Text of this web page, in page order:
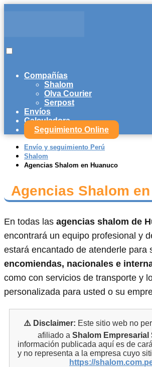
Compañías
Shalom
Olva Courier
Serpost
Envíos
Calculadora
Seguimiento Online
Envío y seguimiento Perú
Shalom
Agencias Shalom en Huanuco
Agencias Shalom
En todas las agencias shalom de
encontrará un equipo profesional y
estará encantado de atenderle para
encomiendas, nacionales e
como con servicios de transporte y
personalizada para usted o su
⚠️ Disclaimer: Este sitio web no
afiliado a Shalom Empresarial
información publicada aquí es de
y no representa a la empresa cuyo
https://